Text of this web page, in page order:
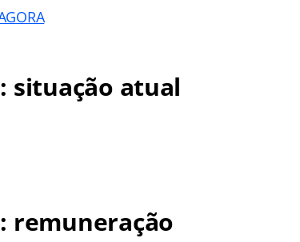
situação atual
remuneração